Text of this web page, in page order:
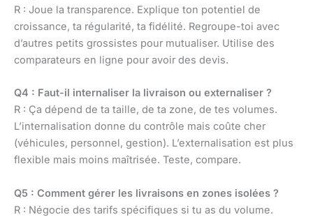
R : Joue la transparence. Explique ton potentiel de
croissance, ta régularité, ta fidélité. Regroupe-toi avec
d’autres petits grossistes pour mutualiser. Utilise des
comparateurs en ligne pour avoir des devis.
Q4 : Faut-il internaliser la livraison ou externaliser ?
R : Ça dépend de ta taille, de ta zone, de tes volumes.
L’internalisation donne du contrôle mais coûte cher
(véhicules, personnel, gestion). L’externalisation est plus
flexible mais moins maîtrisée. Teste, compare.
Q5 : Comment gérer les livraisons en zones isolées ?
R : Négocie des tarifs spécifiques si tu as du volume.